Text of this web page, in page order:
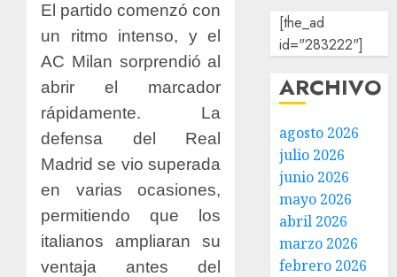
El partido comenzó con
un ritmo intenso, y el
AC Milan sorprendió al
abrir el marcador
rápidamente. La
defensa del Real
Madrid se vio superada
en varias ocasiones,
permitiendo que los
italianos ampliaran su
ventaja antes del
[the_ad
id="283222"]
ARCHIVO
agosto 2026
julio 2026
junio 2026
mayo 2026
abril 2026
marzo 2026
febrero 2026